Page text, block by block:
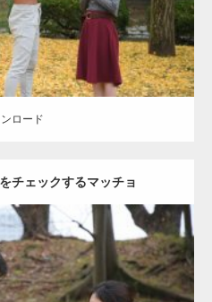
ロード
チェックするマッチョ
2021.07.8